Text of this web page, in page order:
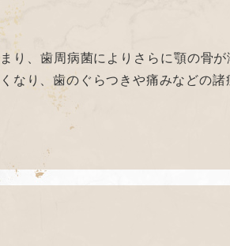
り、歯周病菌によりさらに顎の骨
なり、歯のぐらつきや痛みなどの諸